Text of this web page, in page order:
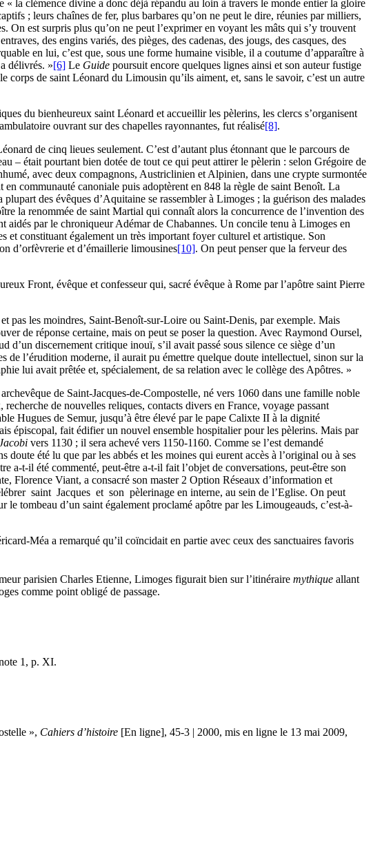
« la clémence divine a donc déjà répandu au loin à travers le monde entier la gloire
; leurs chaînes de fer, plus barbares qu’on ne peut le dire, réunies par milliers,
On est surpris plus qu’on ne peut l’exprimer en voyant les mâts qui s’y trouvent
des engins variés, des pièges, des cadenas, des jougs, des casques, des
en lui, c’est que, sous une forme humaine visible, il a coutume d’apparaître à
délivrés. »[6] Le Guide poursuit encore quelques lignes ainsi et son auteur fustige
de saint Léonard du Limousin qu’ils aiment, et, sans le savoir, c’est un autre
du bienheureux saint Léonard et accueillir les pèlerins, les clercs s’organisent
ouvrant sur des chapelles rayonnantes, fut réalisé[8].
de cinq lieues seulement. C’est d’autant plus étonnant que le parcours de
– était pourtant bien dotée de tout ce qui peut attirer le pèlerin : selon Grégoire de
avec deux compagnons, Austriclinien et Alpinien, dans une crypte surmontée
communauté canoniale puis adoptèrent en 848 la règle de saint Benoît. La
des évêques d’Aquitaine se rassembler à Limoges ; la guérison des malades
la renommée de saint Martial qui connaît alors la concurrence de l’invention des
aidés par le chroniqueur Adémar de Chabannes. Un concile tenu à Limoges en
et constituant également un très important foyer culturel et artistique. Son
d’orfèvrerie et d’émaillerie limousines[10]. On peut penser que la ferveur des
Front, évêque et confesseur qui, sacré évêque à Rome par l’apôtre saint Pierre
pas les moindres, Saint-Benoît-sur-Loire ou Saint-Denis, par exemple. Mais
de réponse certaine, mais on peut se poser la question. Avec Raymond Oursel,
discernement critique inouï, s’il avait passé sous silence ce siège d’un
de l’érudition moderne, il aurait pu émettre quelque doute intellectuel, sinon sur la
lui avait prêtée et, spécialement, de sa relation avec le collège des Apôtres. »
de Saint-Jacques-de-Compostelle, né vers 1060 dans une famille noble
de nouvelles reliques, contacts divers en France, voyage passant
Hugues de Semur, jusqu’à être élevé par le pape Calixte II à la dignité
épiscopal, fait édifier un nouvel ensemble hospitalier pour les pèlerins. Mais par
vers 1130 ; il sera achevé vers 1150-1160. Comme se l’est demandé
doute été lu que par les abbés et les moines qui eurent accès à l’original ou à ses
a-t-il été commenté, peut-être a-t-il fait l’objet de conversations, peut-être son
Florence Viant, a consacré son master 2 Option Réseaux d’information et
saint Jacques et son pèlerinage en interne, au sein de l’Eglise. On peut
tombeau d’un saint également proclamé apôtre par les Limougeauds, c’est-à-
Méa a remarqué qu’il coïncidait en partie avec ceux des sanctuaires favoris
parisien Charles Etienne, Limoges figurait bien sur l’itinéraire mythique allant
comme point obligé de passage.
1, p. XI.
», Cahiers d’histoire [En ligne], 45-3 | 2000, mis en ligne le 13 mai 2009,